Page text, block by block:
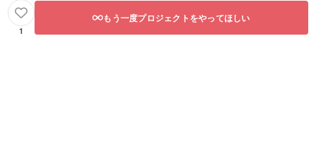
1
もう一度プロジェクトをやってほしい